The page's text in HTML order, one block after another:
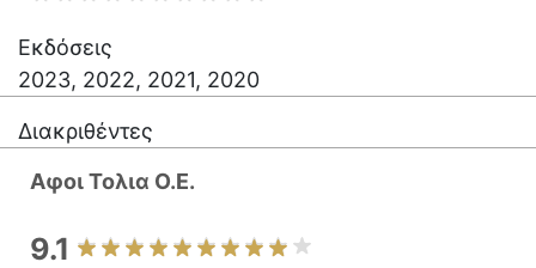
Εκδόσεις
2023, 2022, 2021, 2020
Διακριθέντες
Αφοι Τολια Ο.Ε.
9.1